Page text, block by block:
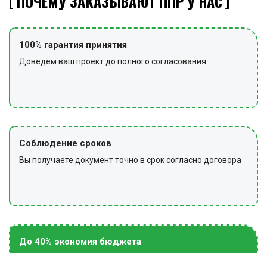
100% гарантия принятия
Доведём ваш проект до полного согласования
Соблюдение сроков
Вы получаете документ точно в срок согласно договора
До 40% экономия бюджета